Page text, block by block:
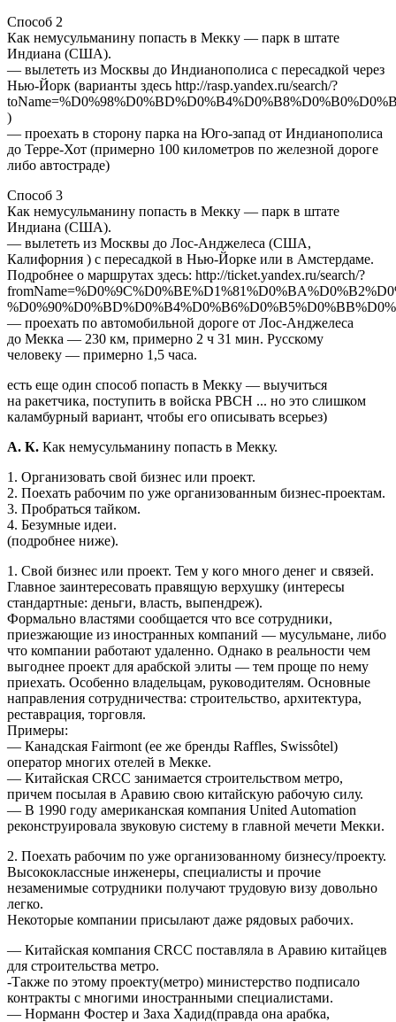
Способ 2
Как немусульманину попасть в Мекку — парк в штате
Индиана (США).
— вылететь из Москвы до Индианополиса с пересадкой через
Нью-Йорк (варианты здесь http://rasp.yandex.ru/search/?
)
— проехать в сторону парка на Юго-запад от Индианополиса
до Терре-Хот (примерно 100 километров по железной дороге
либо автостраде)
Способ 3
Как немусульманину попасть в Мекку — парк в штате
Индиана (США).
— вылететь из Москвы до Лос-Анджелеса (США,
Калифорния ) с пересадкой в Нью-Йорке или в Амстердаме.
Подробнее о маршрутах здесь: http://ticket.yandex.ru/search/?
— проехать по автомобильной дороге от Лос-Анджелеса
до Мекка — 230 км, примерно 2 ч 31 мин. Русскому
человеку — примерно 1,5 часа.
есть еще один способ попасть в Мекку — выучиться
на ракетчика, поступить в войска РВСН ... но это слишком
каламбурный вариант, чтобы его описывать всерьез)
А. К. Как немусульманину попасть в Мекку.
1. Организовать свой бизнес или проект.
2. Поехать рабочим по уже организованным бизнес-проектам.
3. Пробраться тайком.
4. Безумные идеи.
(подробнее ниже).
1. Свой бизнес или проект. Тем у кого много денег и связей.
Главное заинтересовать правящую верхушку (интересы
стандартные: деньги, власть, выпендреж).
Формально властями сообщается что все сотрудники,
приезжающие из иностранных компаний — мусульмане, либо
что компании работают удаленно. Однако в реальности чем
выгоднее проект для арабской элиты — тем проще по нему
приехать. Особенно владельцам, руководителям. Основные
направления сотрудничества: строительство, архитектура,
реставрация, торговля.
Примеры:
— Канадская Fairmont (ее же бренды Raffles, Swissôtel)
оператор многих отелей в Мекке.
— Китайская CRCC занимается строительством метро,
причем посылая в Аравию свою китайскую рабочую силу.
— В 1990 году американская компания United Automation
реконструировала звуковую систему в главной мечети Мекки.
2. Поехать рабочим по уже организованному бизнесу/проекту.
Высококлассные инженеры, специалисты и прочие
незаменимые сотрудники получают трудовую визу довольно
легко.
Некоторые компании присылают даже рядовых рабочих.
— Китайская компания CRCC поставляла в Аравию китайцев
для строительства метро.
-Также по этому проекту(метро) министерство подписало
контракты с многими иностранными специалистами.
— Норманн Фостер и Заха Хадид(правда она арабка,